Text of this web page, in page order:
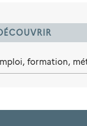
formation,